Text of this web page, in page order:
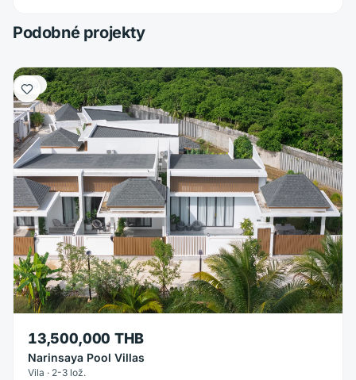
Podobné projekty
Vila
13,500,000 THB
Narinsaya Pool Villas
Vila · 2-3 lož.